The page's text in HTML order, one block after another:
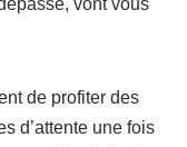
vont vous
de profiter des
d’attente une fois